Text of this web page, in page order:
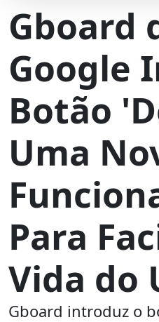
Gboard
Google
Botão
Uma
Para
Vida do
Gboard introduz o